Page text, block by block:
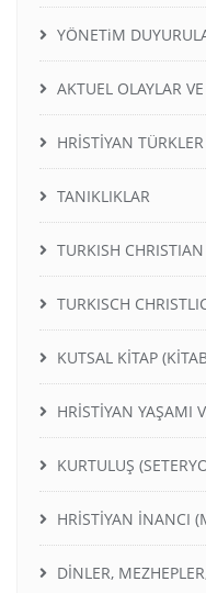
YÖNETiM
AKTUEL OLAYLAR
HRİSTİYAN TÜRKLER
TANIKLIKLAR
TURKISH
TURKISCH
KUTSAL KİTAP
HRİSTİYAN YAŞAMI
KURTULUŞ
HRİSTİYAN İNANCI
DİNLER,